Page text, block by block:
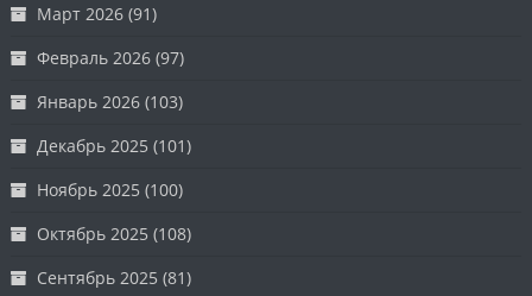
Март 2026 (91)
Февраль 2026 (97)
Январь 2026 (103)
Декабрь 2025 (101)
Ноябрь 2025 (100)
Октябрь 2025 (108)
Сентябрь 2025 (81)